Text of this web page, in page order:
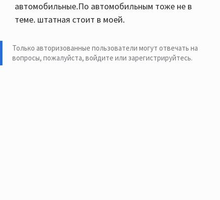
автомобильные.По автомобильным тоже не в
теме. штатная стоит в моей.
Только авторизованные пользователи могут отвечать на
вопросы, пожалуйста, войдите или зарегистрируйтесь.